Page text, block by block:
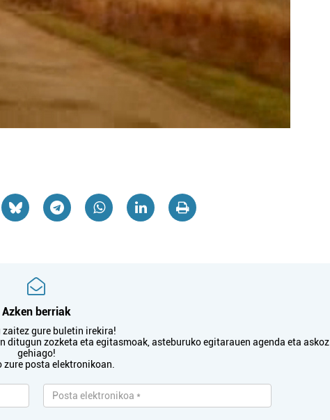
Azken berriak
zaitez gure buletin irekira!
zozketa eta egitasmoak, asteburuko egitarauen agenda eta askoz
gehiago!
zure posta elektronikoan.